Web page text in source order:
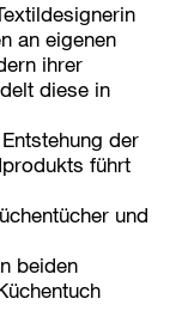
an eigenen
ihrer
diese in
der
führt
und
beiden